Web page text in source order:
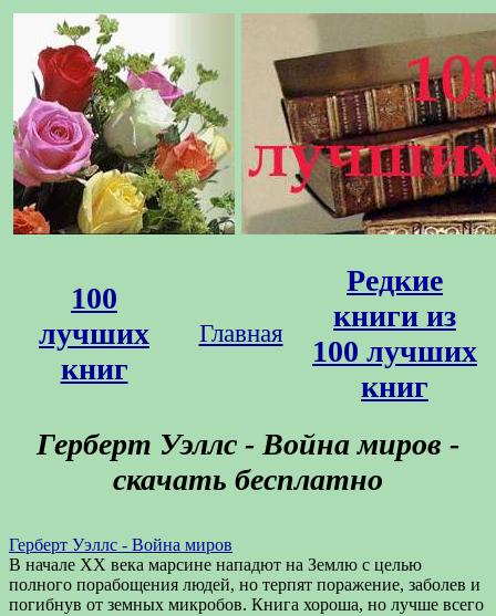
100
лучших
книг
Главная
Редкие
книги из
100 лучших
книг
Герберт Уэллс - Война миров -
скачать бесплатно
Герберт Уэллс - Война миров
В начале XX века марсине нападют на Землю с целью
полного порабощения людей, но терпят поражение, заболев и
погибнув от земных микробов. Книга хороша, но лучше всего